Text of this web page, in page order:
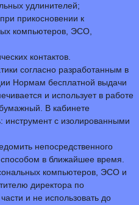
удлинителей;
прикосновении к
компьютеров, ЭСО,
контактов.
согласно разработанным в
Нормам бесплатной выдачи
и использует в работе
В кабинете
с изолированными
непосредственного
в ближайшее время.
компьютеров, ЭСО и
директора по
и не использовать до